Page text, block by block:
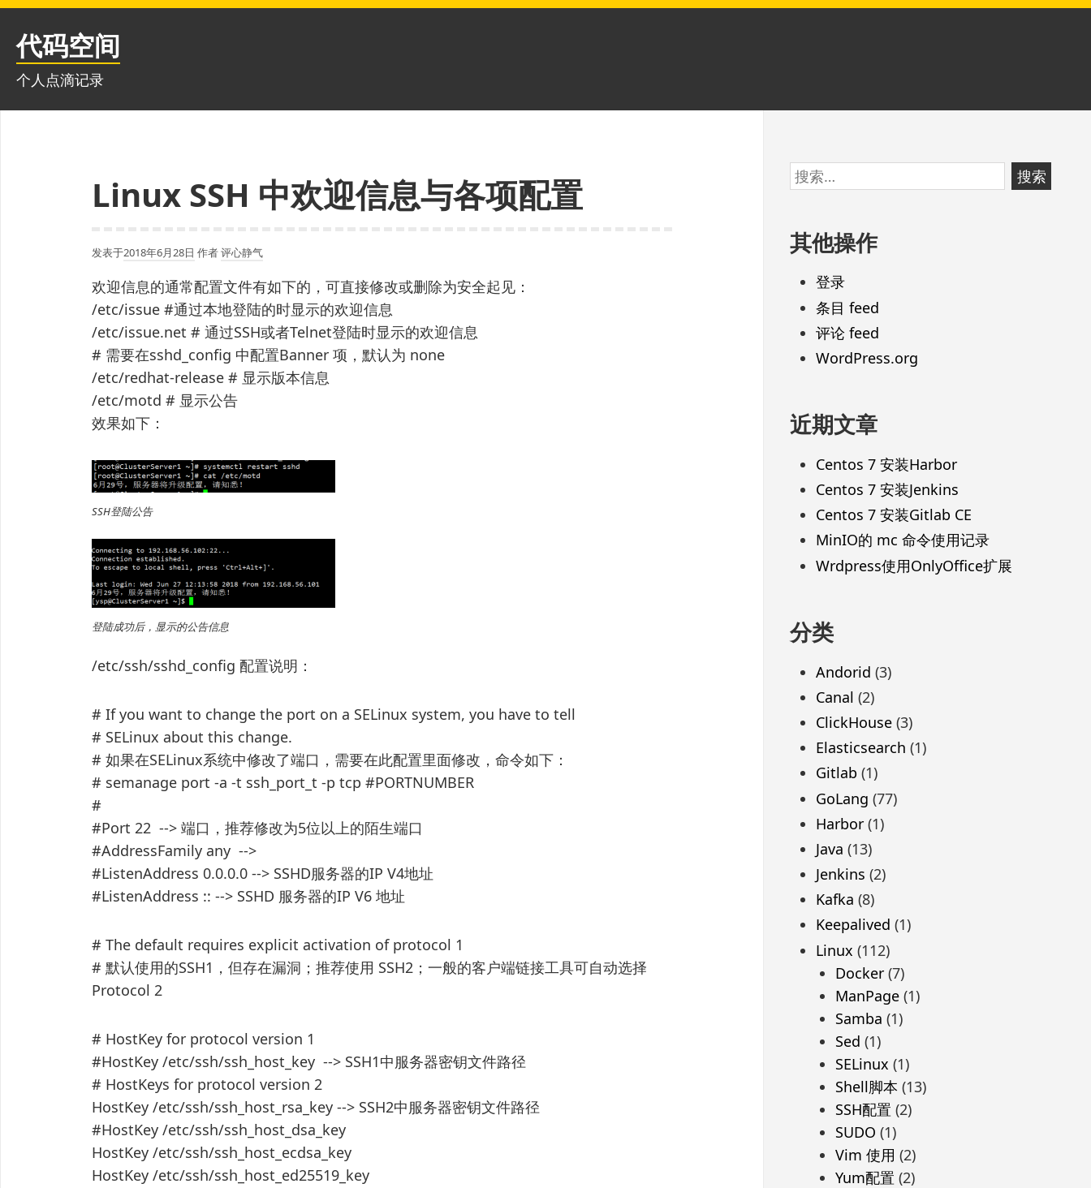
跳
代码空间
个人点滴记录
Linux SSH 中欢迎信息与各项配置
发表于2018年6月28日 作者评心静气
欢迎信息的通常配置文件有如下的，可直接修改或删除为安全起见：
/etc/issue #通过本地登陆的时显示的欢迎信息
/etc/issue.net # 通过SSH或者Telnet登陆时显示的欢迎信息
# 需要在sshd_config 中配置Banner 项，默认为 none
/etc/redhat-release # 显示版本信息
/etc/motd # 显示公告
效果如下：
SSH登陆公告
登陆成功后，显示的公告信息
/etc/ssh/sshd_config 配置说明：
# If you want to change the port on a SELinux system, you have to tell
# SELinux about this change.
# 如果在SELinux系统中修改了端口，需要在此配置里面修改，命令如下：
# semanage port -a -t ssh_port_t -p tcp #PORTNUMBER
#
#Port 22 --> 端口，推荐修改为5位以上的陌生端口
#AddressFamily any -->
#ListenAddress 0.0.0.0 --> SSHD服务器的IP V4地址
#ListenAddress :: --> SSHD 服务器的IP V6 地址
# The default requires explicit activation of protocol 1
# 默认使用的SSH1，但存在漏洞；推荐使用 SSH2；一般的客户端链接工具可自动选择
Protocol 2
# HostKey for protocol version 1
#HostKey /etc/ssh/ssh_host_key --> SSH1中服务器密钥文件路径
# HostKeys for protocol version 2
HostKey /etc/ssh/ssh_host_rsa_key --> SSH2中服务器密钥文件路径
#HostKey /etc/ssh/ssh_host_dsa_key
HostKey /etc/ssh/ssh_host_ecdsa_key
HostKey /etc/ssh/ssh_host_ed25519_key
跳
至
脚
搜
索：
其他操作
登录
条目 feed
评论 feed
WordPress.org
近期文章
Centos 7 安装Harbor
Centos 7 安装Jenkins
Centos 7 安装Gitlab CE
MinIO的 mc 命令使用记录
Wrdpress使用OnlyOffice扩展
分类
Andorid (3)
Canal (2)
ClickHouse(3)
Elasticsearch (1)
Gitlab (1)
GoLang (77)
Harbor(1)
Java (13)
Jenkins (2)
Kafka (8)
Keepalived (1)
Linux (112)
Docker(7)
ManPage(1)
Samba (1)
Sed (1)
SELinux (1)
Shell脚本 (13)
SSH配置 (2)
SUDO (1)
Vim 使用 (2)
Yum配置 (2)